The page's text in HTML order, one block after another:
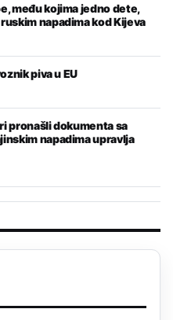
među kojima jedno dete,
napadima kod Kijeva
piva u EU
pronašli dokumenta sa
napadima upravlja